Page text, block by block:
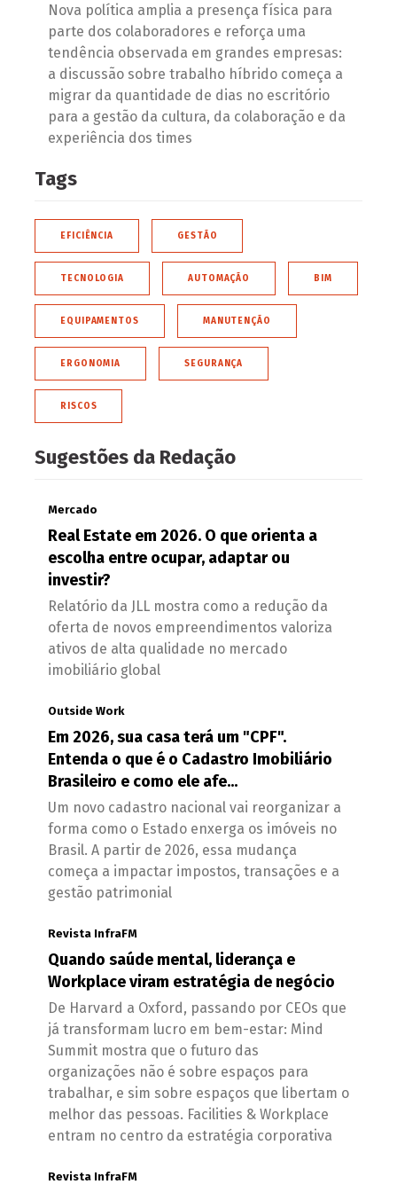
Nova política amplia a presença física para
parte dos colaboradores e reforça uma
tendência observada em grandes empresas:
a discussão sobre trabalho híbrido começa a
migrar da quantidade de dias no escritório
para a gestão da cultura, da colaboração e da
experiência dos times
Tags
EFICIÊNCIA GESTÃO
TECNOLOGIA AUTOMAÇÃO BIM
EQUIPAMENTOS MANUTENÇÃO
ERGONOMIA SEGURANÇA
RISCOS
Sugestões da Redação
Mercado
Real Estate em 2026. O que orienta a
escolha entre ocupar, adaptar ou
investir?
Relatório da JLL mostra como a redução da
oferta de novos empreendimentos valoriza
ativos de alta qualidade no mercado
imobiliário global
Outside Work
Em 2026, sua casa terá um "CPF".
Entenda o que é o Cadastro Imobiliário
Brasileiro e como ele afe...
Um novo cadastro nacional vai reorganizar a
forma como o Estado enxerga os imóveis no
Brasil. A partir de 2026, essa mudança
começa a impactar impostos, transações e a
gestão patrimonial
Revista InfraFM
Quando saúde mental, liderança e
Workplace viram estratégia de negócio
De Harvard a Oxford, passando por CEOs que
já transformam lucro em bem-estar: Mind
Summit mostra que o futuro das
organizações não é sobre espaços para
trabalhar, e sim sobre espaços que libertam o
melhor das pessoas. Facilities & Workplace
entram no centro da estratégia corporativa
Revista InfraFM